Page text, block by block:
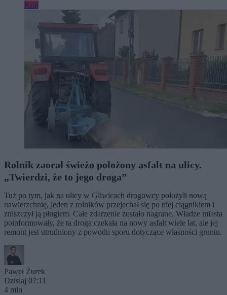
Kraj
Rolnik zaorał świeżo położony asfalt na ulicy.
„Twierdzi, że to jego droga”
Tuż po tym, jak na ulicy w Gliwicach drogowcy położyli nową
nawierzchnię, jeden z rolników przejechał się po niej ciągnikiem i
zniszczył ją pługiem. Całe zdarzenie zostało nagrane. Władze miasta
poinformowały, że ta droga czekała na nowy asfalt wiele lat, ale jej
remont jest utrudniony z powodu sporu dotyczące własności gruntu.
Paweł Żurek
Dzisiaj 07:11
4 min